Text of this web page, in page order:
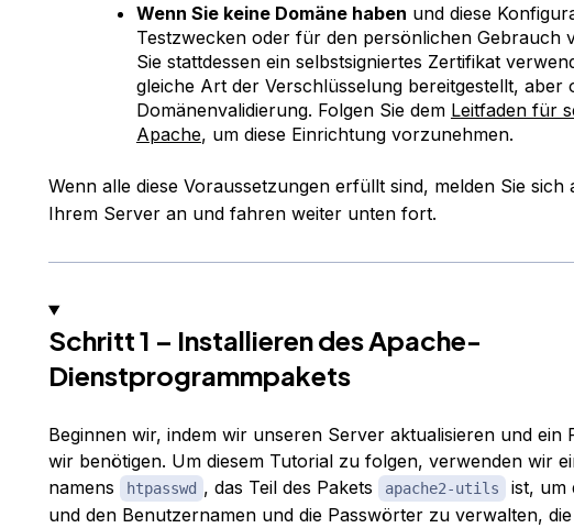
Wenn Sie keine Domäne haben und diese
Testzwecken oder für den persönlichen Gebrauch
Sie stattdessen ein selbstsigniertes Zertifikat
gleiche Art der Verschlüsselung bereitgestellt, aber
Domänenvalidierung. Folgen Sie dem Leitfaden für
Apache, um diese Einrichtung vorzunehmen.
Wenn alle diese Voraussetzungen erfüllt sind, melden Sie sich
Ihrem Server an und fahren weiter unten fort.
Schritt 1 – Installieren des Apache-
Dienstprogrammpakets
Beginnen wir, indem wir unseren Server aktualisieren und ein
wir benötigen. Um diesem Tutorial zu folgen, verwenden wir
namens
htpasswd , das Teil des Pakets apache2-utils
ist, um
und den Benutzernamen und die Passwörter zu verwalten,